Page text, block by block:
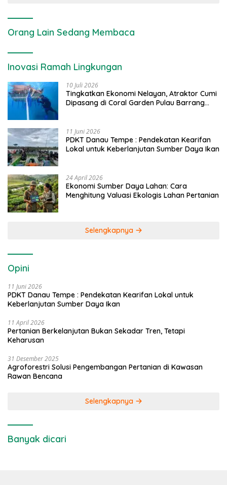
Orang Lain Sedang Membaca
Inovasi Ramah Lingkungan
10 Juli 2026
Tingkatkan Ekonomi Nelayan, Atraktor Cumi
Dipasang di Coral Garden Pulau Barrang
11 Juni 2026
PDKT Danau Tempe : Pendekatan Kearifan
Lokal untuk Keberlanjutan Sumber Daya Ikan
24 April 2026
Ekonomi Sumber Daya Lahan: Cara
Menghitung Valuasi Ekologis Lahan Pertanian
Selengkapnya
Opini
11 Juni 2026
PDKT Danau Tempe : Pendekatan Kearifan Lokal untuk
Keberlanjutan Sumber Daya Ikan
11 April 2026
Pertanian Berkelanjutan Bukan Sekadar Tren, Tetapi
Keharusan
31 Desember 2025
Agroforestri Solusi Pengembangan Pertanian di Kawasan
Rawan Bencana
Selengkapnya
Banyak dicari